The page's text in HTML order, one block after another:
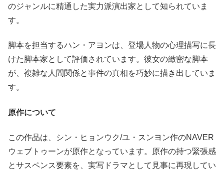
のジャンルに精通した実力派演出家として知られていま
す。
脚本を担当するハン・アヨンは、登場人物の心理描写に長
けた脚本家として評価されています。彼女の緻密な脚本
が、複雑な人間関係と事件の真相を巧妙に描き出していま
す。
原作について
この作品は、シン・ヒョンウク/ユ・スンヨン作のNAVER
ウェブトゥーンが原作となっています。原作の持つ緊張感
とサスペンス要素を、実写ドラマとして見事に再現してい